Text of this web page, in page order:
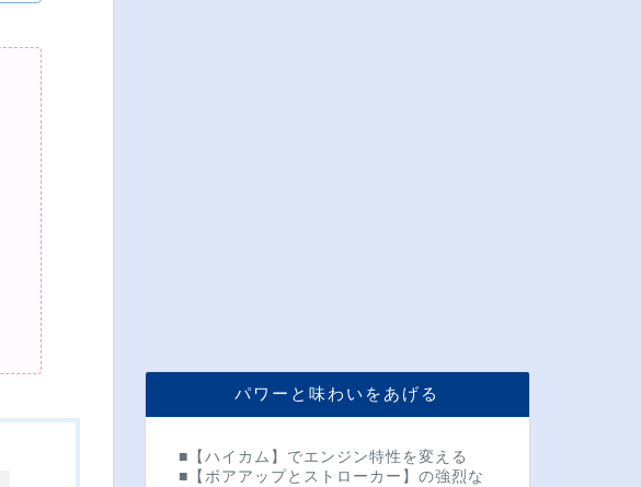
パワーと味わいをあげる
■【ハイカム】でエンジン特性を変える
■【ボアアップとストローカー】の強烈な